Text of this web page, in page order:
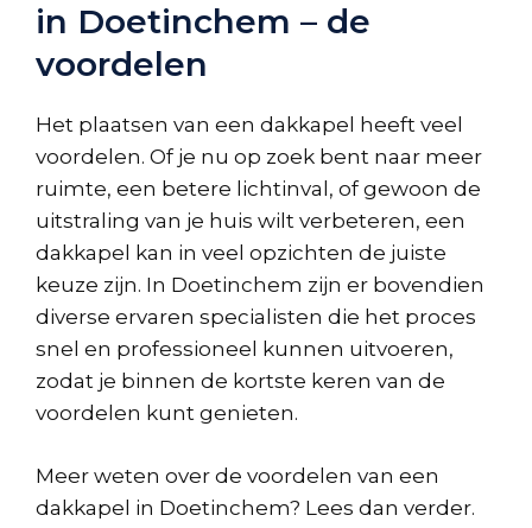
in Doetinchem – de
voordelen
Het plaatsen van een dakkapel heeft veel
voordelen. Of je nu op zoek bent naar meer
ruimte, een betere lichtinval, of gewoon de
uitstraling van je huis wilt verbeteren, een
dakkapel kan in veel opzichten de juiste
keuze zijn. In Doetinchem zijn er bovendien
diverse ervaren specialisten die het proces
snel en professioneel kunnen uitvoeren,
zodat je binnen de kortste keren van de
voordelen kunt genieten.
Meer weten over de voordelen van een
dakkapel in Doetinchem? Lees dan verder.